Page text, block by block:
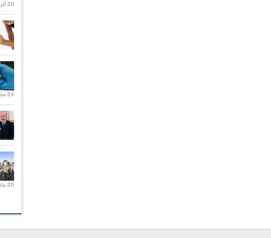
20 أبريل 2021 |
24 مايو 2021 |
20 مايو 2021 |